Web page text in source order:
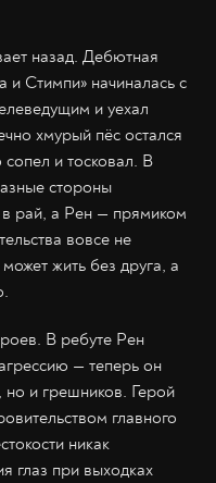
назад. Дебютная
Стимпи» начиналась с
и уехал
хмурый пёс остался
сопел и тосковал. В
стороны
рай, а Рен — прямиком
вовсе не
жить без друга, а
В ребуте Рен
— теперь он
но и грешников. Герой
главного
никак
глаз при выходках